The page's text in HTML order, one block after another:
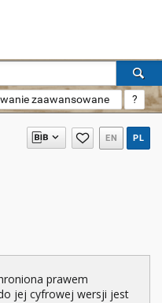
zaawansowane ?
EN PL
prawem
jej cyfrowej wersji jest